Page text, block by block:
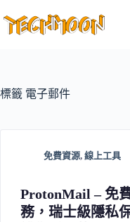
至
容
標籤 電子郵件
免費資源, 線上工具
ProtonMail – 免
務，瑞士級隱私